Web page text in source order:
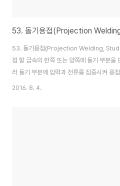
53. 돌기용접(Projection Welding, Stud
접 할 금속의 한쪽 또는 양쪽에 돌기 부분을
러 돌기 부분에 압력과 전류를 집중시켜 용
용접에 사용한다.
2016. 8. 4.